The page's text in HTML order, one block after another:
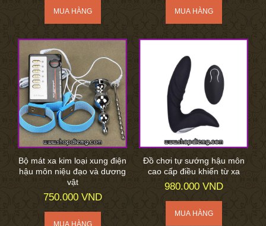
Bộ mát xa kim loại xung điện
hậu môn niệu đạo và dương
vật
750.000 VND
Đồ chơi tự sướng hậu môn
cao cấp điều khiển từ xa
980.000 VND